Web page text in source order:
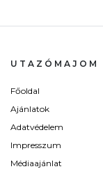
UTAZÓMAJOM
Főoldal
Ajánlatok
Adatvédelem
Impresszum
Médiaajánlat